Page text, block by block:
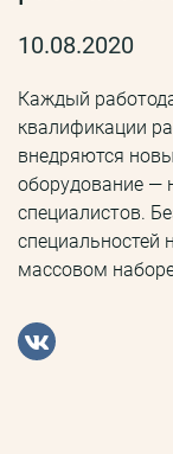
10.08.2020
Каждый
квалификации
внедряются
оборудование —
специалистов.
специальностей
массовом